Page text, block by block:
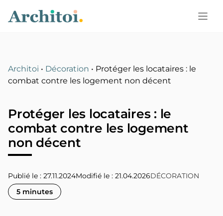
Architoi • Décoration • Protéger les locataires : le
combat contre les logement non décent
Protéger les locataires : le
combat contre les logement
non décent
Publié le : 27.11.2024 21.04.2026DÉCORATION
5 minutes